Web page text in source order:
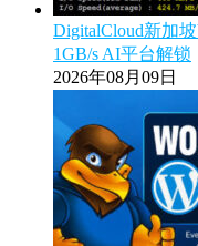
DigitalCloud新加
1GB/s AI平台解锁
2026年08月09日